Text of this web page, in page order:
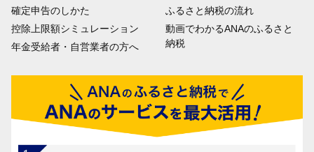
確定申告のしかた
控除上限額シミュレーション
年金受給者・自営業者の方へ
ふるさと納税の流れ
動画でわかるANAのふるさと
納税